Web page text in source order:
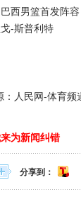
男篮首发阵容
-斯普利特
：人民网-体育频
为新闻纠错
分享到：